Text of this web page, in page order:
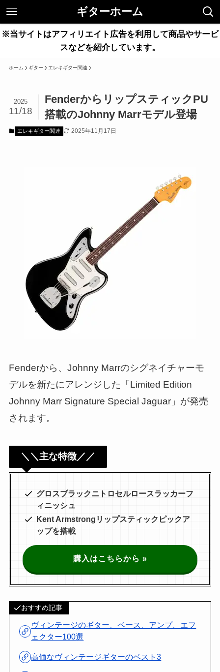
ギターホーム
※当サイトはアフィリエイト広告を利用して商品やサービ
スなどを紹介しています。
ホーム ギター エレキギター関連
FenderからリップスティックPU
搭載のJohnny Marrモデル登場
2025
11/18
エレキギター関連 2025年11月17日
Fenderから、Johnny Marrのシグネイチャーモ
デルを新たにアレンジした「Limited Edition
Johnny Marr Signature Special Jaguar」が発売
されます。
＼＼主な特徴／／
グロスブラックニトロセルロースラッカーフ
ィニッシュ
Kent Armstrongリップスティックピックア
ップを搭載
購入はこちらから »
おすすめ記事
ヴィンテージのギター、ベース、アンプ、エフ
ェクター100選
高価なヴィンテージギターのベスト3